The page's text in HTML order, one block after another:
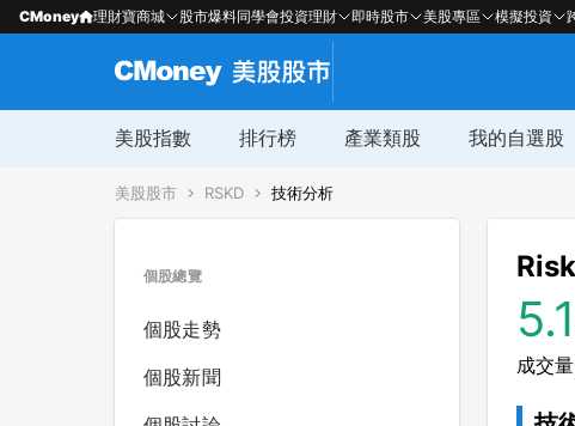
CMoney 理財寶商城 股市爆料同學會投資理財 即時股市 美股專區 模擬投資
美股指數 排行榜 產業類股 我的自選股
美股股市 RSKD 技術分析
個股總覽
個股走勢
個股新聞
成交